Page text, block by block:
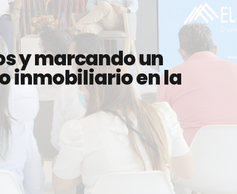
y marcando un
inmobiliario en la